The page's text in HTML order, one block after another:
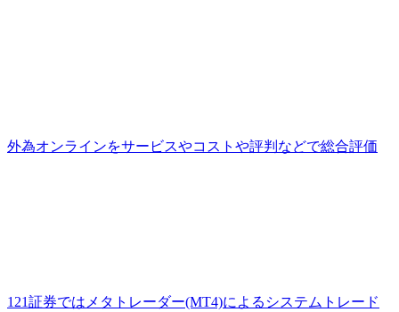
外為オンラインをサービスやコストや評判などで総合評価
121証券ではメタトレーダー(MT4)によるシステムトレード